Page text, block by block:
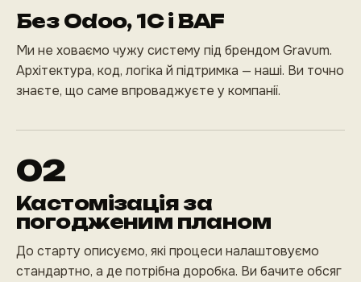
Без Odoo, 1С і BAF
Ми не ховаємо чужу систему під брендом Gravum.
Архітектура, код, логіка й підтримка — наші. Ви точно
знаєте, що саме впроваджуєте у компанії.
02
Кастомізація за
погодженим планом
До старту описуємо, які процеси налаштовуємо
стандартно, а де потрібна доробка. Ви бачите обсяг